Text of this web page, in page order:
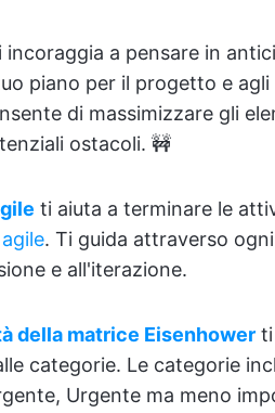
incoraggia a pensare in
piano per il progetto e
di massimizzare gli
ostacoli. 🚧
ti aiuta a terminare le
. Ti guida attraverso
e all'iterazione.
della matrice Eisenhower
categorie. Le categorie
Urgente ma meno